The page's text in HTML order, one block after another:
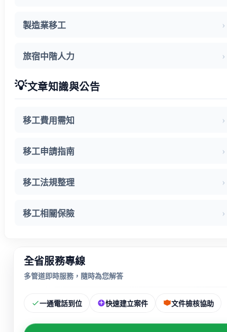
製造業移工
旅宿中階人力
💡文章知識與公告
移工費用需知
移工申請指南
移工法規整理
移工相關保險
全省服務專線
多管道即時服務，隨時為您解答
一通電話到位 快速建立案件 文件檢核協助